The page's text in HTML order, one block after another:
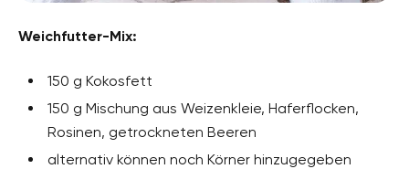
Weichfutter-Mix:
150 g Kokosfett
150 g Mischung aus Weizenkleie, Haferflocken,
Rosinen, getrockneten Beeren
alternativ können noch Körner hinzugegeben